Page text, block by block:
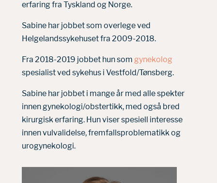
erfaring fra Tyskland og Norge.
Sabine har jobbet som overlege ved
Helgelandssykehuset fra 2009-2018.
Fra 2018-2019 jobbet hun som gynekolog
spesialist ved sykehus i Vestfold/Tønsberg.
Sabine har jobbet i mange år med alle spekter
innen gynekologi/obstertikk, med også bred
kirurgisk erfaring. Hun viser spesiell interesse
innen vulvalidelse, fremfallsproblematikk og
urogynekologi.